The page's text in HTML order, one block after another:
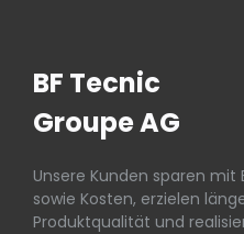
BF Tecnic
Groupe AG
Unsere Kunden sparen mit
sowie Kosten, erzielen
Produktqualität und